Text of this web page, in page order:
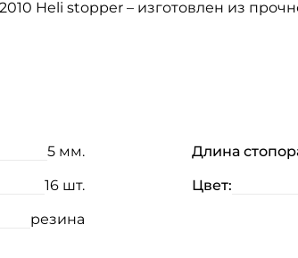
Heli stopper – изготовлен из
5 мм. Длина
16 шт. Цвет:
резина